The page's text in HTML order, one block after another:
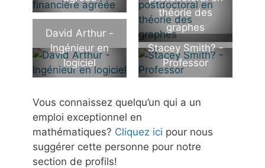
théorie des
graphes
David Arthur -
Ingénieur en
logiciel
Stacey Smith? -
Professor
Vous connaissez quelqu’un qui a un
emploi exceptionnel en
mathématiques? Cliquez ici pour nous
suggérer cette personne pour notre
section de profils!